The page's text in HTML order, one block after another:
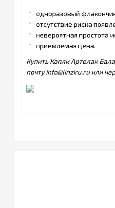
одноразовый
отсутствие риска
невероятная простота
приемлемая цена.
Купить Капли Артелак
почту info@linziru.ru или